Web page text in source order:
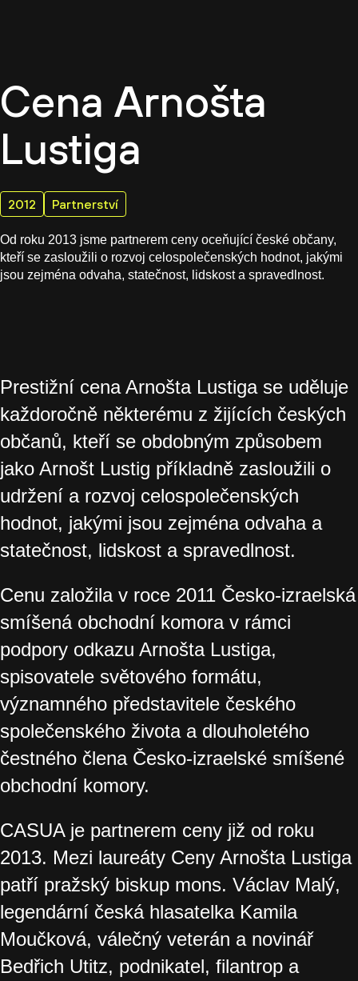
Cena Arnošta
Lustiga
2012 Partnerství
Od roku 2013 jsme partnerem ceny oceňující české občany,
kteří se zasloužili o rozvoj celospolečenských hodnot, jakými
jsou zejména odvaha, statečnost, lidskost a spravedlnost.
Prestižní cena Arnošta Lustiga se uděluje
každoročně některému z žijících českých
občanů, kteří se obdobným způsobem
jako Arnošt Lustig příkladně zasloužili o
udržení a rozvoj celospolečenských
hodnot, jakými jsou zejména odvaha a
statečnost, lidskost a spravedlnost.
Cenu založila v roce 2011 Česko-izraelská
smíšená obchodní komora v rámci
podpory odkazu Arnošta Lustiga,
spisovatele světového formátu,
významného představitele českého
společenského života a dlouholetého
čestného člena Česko-izraelské smíšené
obchodní komory.
CASUA je partnerem ceny již od roku
2013. Mezi laureáty Ceny Arnošta Lustiga
patří pražský biskup mons. Václav Malý,
legendární česká hlasatelka Kamila
Moučková, válečný veterán a novinář
Bedřich Utitz, podnikatel, filantrop a